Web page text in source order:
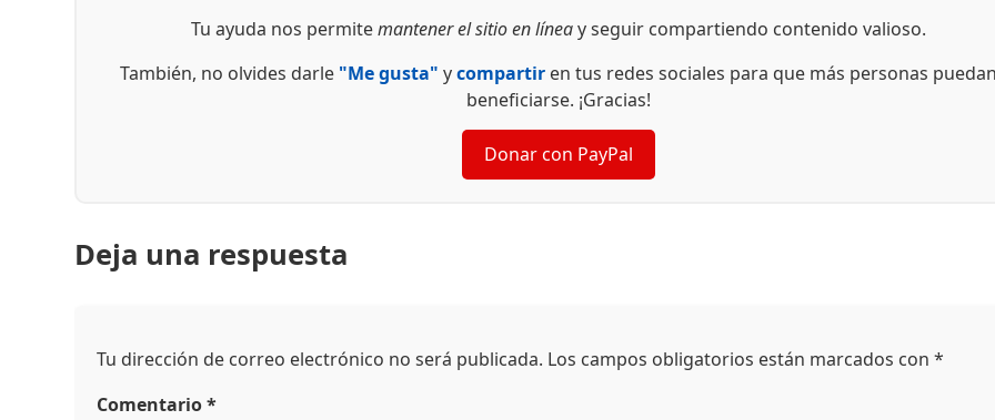
Tu ayuda nos permitemantener el sitio en líneay seguir compartiendo contenido valioso.
También, no olvides darle "Me gusta" ycompartiren tus redes sociales para que más personas puedan
beneficiarse. ¡Gracias!
Donar con PayPal
Deja una respuesta
Tu dirección de correo electrónico no será publicada. Los campos obligatorios están marcados con*
Comentario*